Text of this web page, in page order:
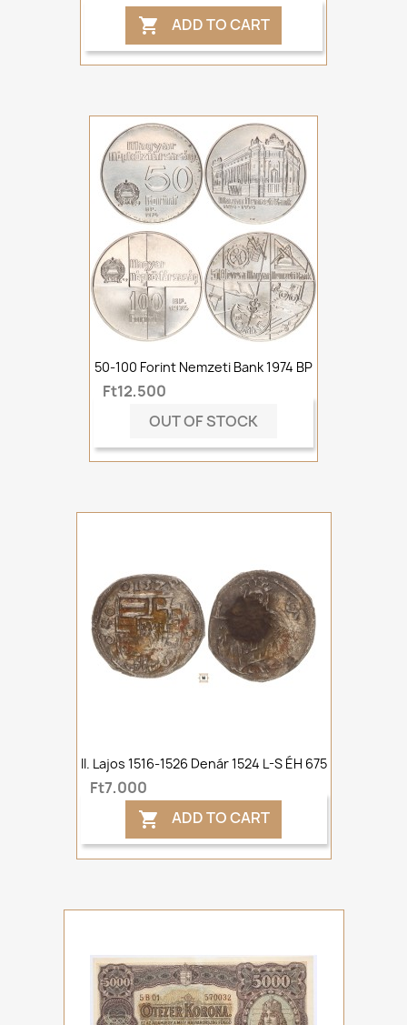
 ADD TO CART
50-100 Forint Nemzeti Bank 1974 BP
Ft12,500
OUT OF STOCK
II. Lajos 1516-1526 Denár 1524 L-S ÉH 675
Ft7,000
 ADD TO CART